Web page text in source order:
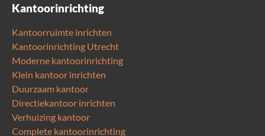
Kantoorinrichting
Kantoorruimte inrichten
Kantoorinrichting Utrecht
Moderne kantoorinrichting
Klein kantoor inrichten
Duurzaam kantoor
Directiekantoor inrichten
Verhuizing kantoor
Complete kantoorinrichting